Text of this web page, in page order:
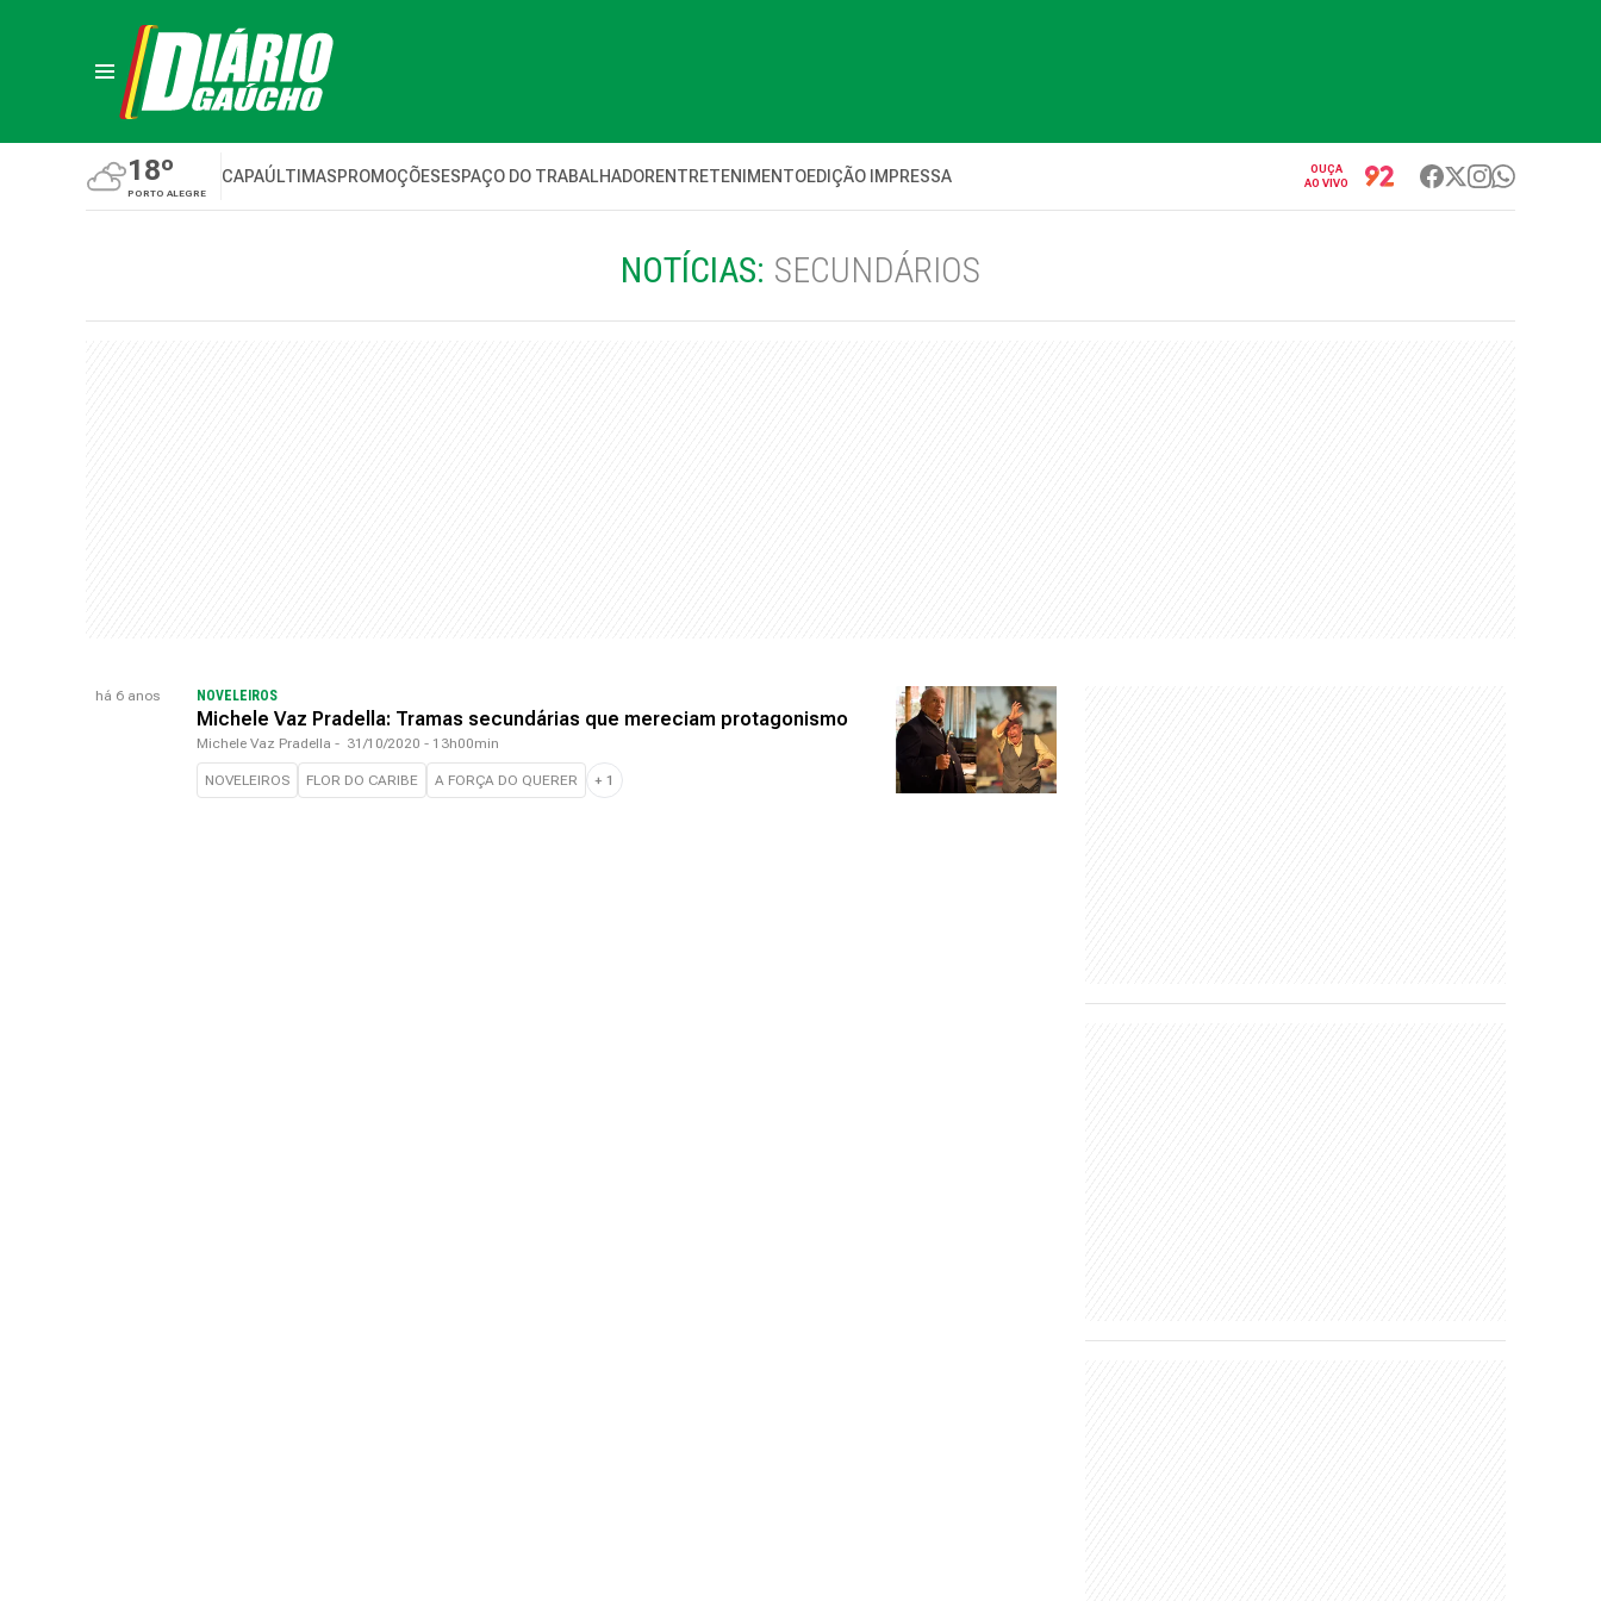
18º
PORTO ALEGRE
CAPAÚLTIMASPROMOÇÕESESPAÇO DO TRABALHADORENTRETENIMENTOEDIÇÃO IMPRESSA
OUÇA
AO VIVO
NOTÍCIAS: SECUNDÁRIOS
há 6 anos NOVELEIROS
Michele Vaz Pradella: Tramas secundárias que mereciam protagonismo
Michele Vaz Pradella - 31/10/2020 - 13h00min
NOVELEIROS FLOR DO CARIBE A FORÇA DO QUERER + 1